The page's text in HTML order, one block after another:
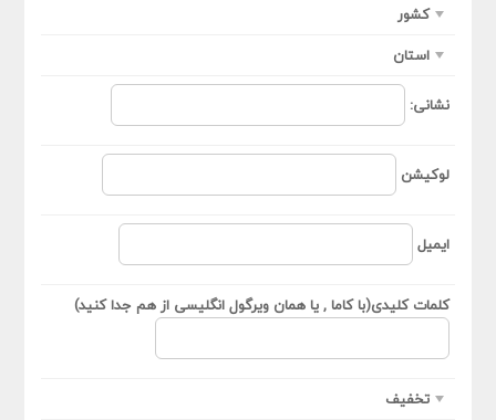
کشور
استان
نشانی:
لوکیشن
ایمیل
کلمات کلیدی(با کاما , یا همان ویرگول انگلیسی از هم جدا کنید)
تخفیف